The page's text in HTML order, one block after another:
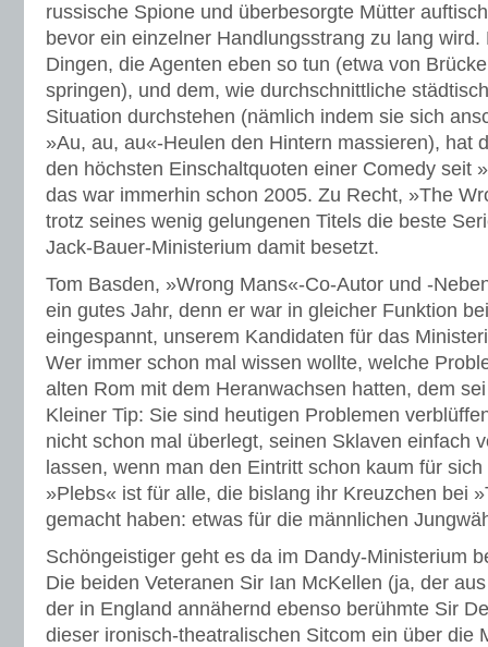
russische Spione und überbesorgte Mütter
bevor ein einzelner Handlungsstrang zu lang
Dingen, die Agenten eben so tun (etwa von
springen), und dem, wie durchschnittliche
Situation durchstehen (nämlich indem sie sich
»Au, au, au«-Heulen den Hintern massieren), hat
den höchsten Einschaltquoten einer Comedy seit
das war immerhin schon 2005. Zu Recht, »The
trotz seines wenig gelungenen Titels die beste
Jack-Bauer-Ministerium damit besetzt.
Tom Basden, »Wrong Mans«-Co-Autor und -
ein gutes Jahr, denn er war in gleicher Funktion
eingespannt, unserem Kandidaten für das
Wer immer schon mal wissen wollte, welche
alten Rom mit dem Heranwachsen hatten, dem
Kleiner Tip: Sie sind heutigen Problemen
nicht schon mal überlegt, seinen Sklaven einfach
lassen, wenn man den Eintritt schon kaum für
»Plebs« ist für alle, die bislang ihr Kreuzchen bei
gemacht haben: etwas für die männlichen
Schöngeistiger geht es da im Dandy-Ministerium
Die beiden Veteranen Sir Ian McKellen (ja, der
der in England annähernd ebenso berühmte Sir
dieser ironisch-theatralischen Sitcom ein über die